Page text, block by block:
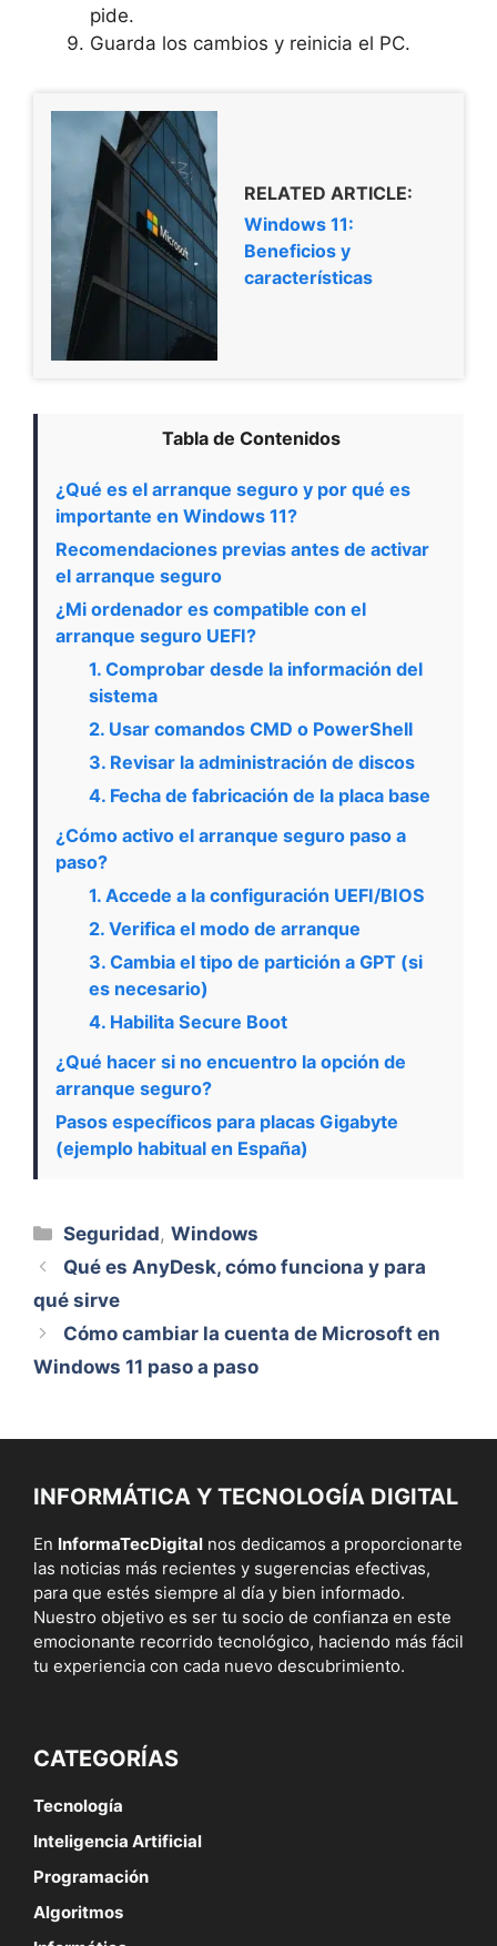
pide.
Guarda los cambios y reinicia el PC.
RELATED ARTICLE:
Windows 11:
Beneficios y
características
Tabla de Contenidos
¿Qué es el arranque seguro y por qué es
importante en Windows 11?
Recomendaciones previas antes de activar
el arranque seguro
¿Mi ordenador es compatible con el
arranque seguro UEFI?
1. Comprobar desde la información del
sistema
2. Usar comandos CMD o PowerShell
3. Revisar la administración de discos
4. Fecha de fabricación de la placa base
¿Cómo activo el arranque seguro paso a
paso?
1. Accede a la configuración UEFI/BIOS
2. Verifica el modo de arranque
3. Cambia el tipo de partición a GPT (si
es necesario)
4. Habilita Secure Boot
¿Qué hacer si no encuentro la opción de
arranque seguro?
Pasos específicos para placas Gigabyte
(ejemplo habitual en España)
Categorías
Seguridad,Windows
Qué es AnyDesk, cómo funciona y para
qué sirve
Cómo cambiar la cuenta de Microsoft en
Windows 11 paso a paso
INFORMÁTICA Y TECNOLOGÍA DIGITAL
En InformaTecDigital nos dedicamos a proporcionarte
las noticias más recientes y sugerencias efectivas,
para que estés siempre al día y bien informado.
Nuestro objetivo es ser tu socio de confianza en este
emocionante recorrido tecnológico, haciendo más fácil
tu experiencia con cada nuevo descubrimiento.
CATEGORÍAS
Tecnología
Inteligencia Artificial
Programación
Algoritmos